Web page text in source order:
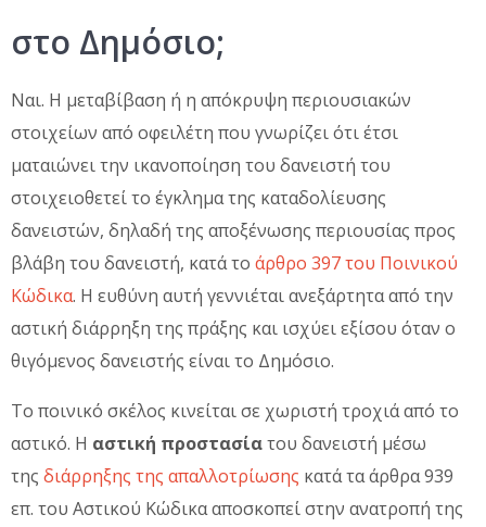
στο Δημόσιο;
Ναι. Η μεταβίβαση ή η απόκρυψη περιουσιακών
στοιχείων από οφειλέτη που γνωρίζει ότι έτσι
ματαιώνει την ικανοποίηση του δανειστή του
στοιχειοθετεί το έγκλημα της καταδολίευσης
δανειστών, δηλαδή της αποξένωσης περιουσίας προς
βλάβη του δανειστή, κατά το άρθρο 397 του Ποινικού
Κώδικα. Η ευθύνη αυτή γεννιέται ανεξάρτητα από την
αστική διάρρηξη της πράξης και ισχύει εξίσου όταν ο
θιγόμενος δανειστής είναι το Δημόσιο.
Το ποινικό σκέλος κινείται σε χωριστή τροχιά από το
αστικό. Η αστική προστασίατου δανειστή μέσω
της διάρρηξης της απαλλοτρίωσης κατά τα άρθρα 939
επ. του Αστικού Κώδικα αποσκοπεί στην ανατροπή της